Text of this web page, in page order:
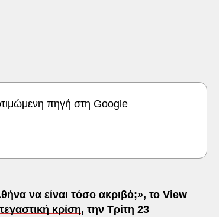
πηγή στη Google
να είναι τόσο ακριβό;», το View
κρίση, την Τρίτη 23